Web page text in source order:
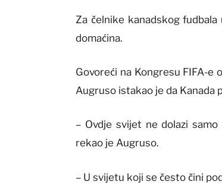
Za čelnike kanadskog
domaćina.
Govoreći na Kongresu FIFA-e
Augruso istakao je da Kanada
– Ovdje svijet ne dolazi
rekao je Augruso.
– U svijetu koji se često čini